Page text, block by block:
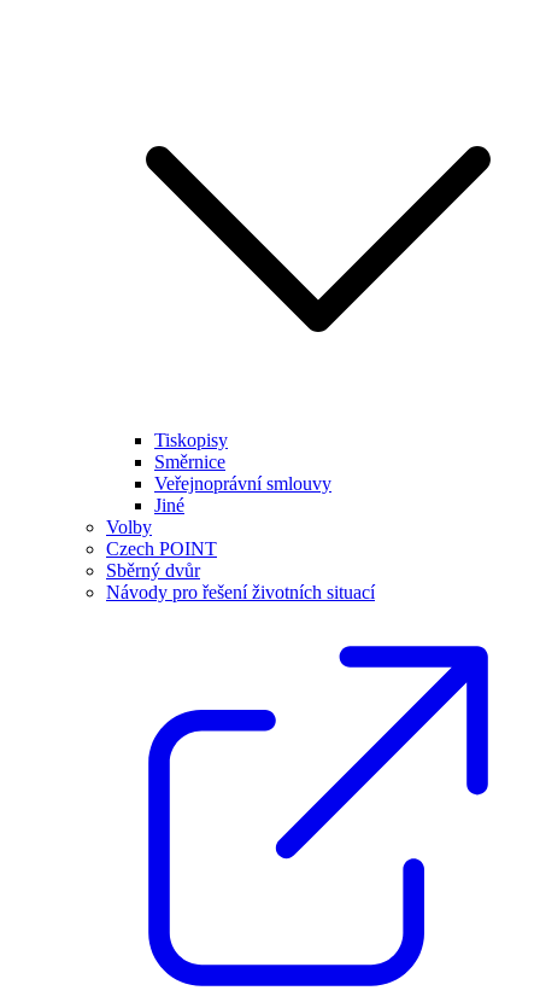
Tiskopisy
Směrnice
Veřejnoprávní smlouvy
Jiné
Volby
Czech POINT
Sběrný dvůr
Návody pro řešení životních situací